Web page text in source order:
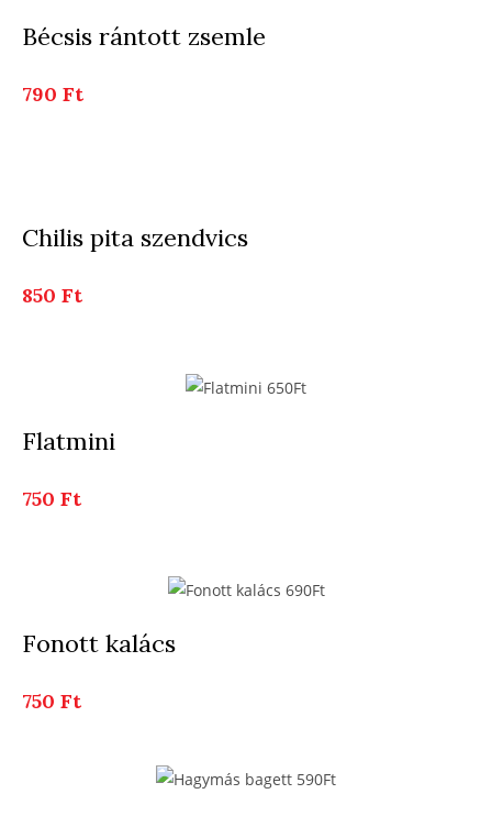
Bécsis rántott zsemle
790 Ft
Chilis pita szendvics
850 Ft
Flatmini
750 Ft
Fonott kalács
750 Ft